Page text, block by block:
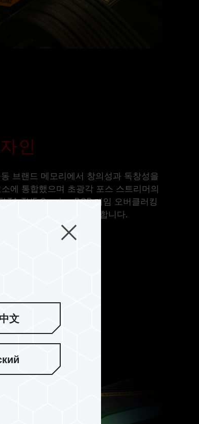
인
브랜드 메모리에서 창의성과 독창성을
에 통합했으며 초광각 포스 스트리머의
TUF Gaming RGB 게임 오버클러킹
없는 시각적 감각을 선사합니다.
文